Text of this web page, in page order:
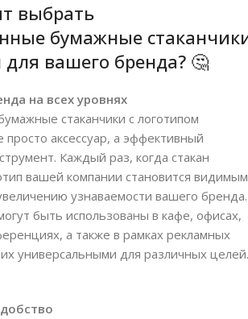
выбрать
бумажные
для вашего бренда? 🤔
на всех уровнях
стаканчики с логотипом
аксессуар, а эффективный
Каждый раз, когда стакан
вашей компании становится
узнаваемости вашего бренда.
быть использованы в кафе, офисах,
а также в рамках рекламных
универсальными для различных целей.